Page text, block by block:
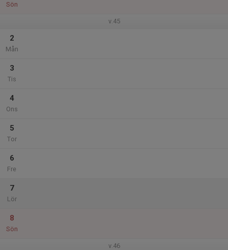
Sön
v.45
2
Mån
3
Tis
4
Ons
5
Tor
6
Fre
7
Lör
8
Sön
v.46